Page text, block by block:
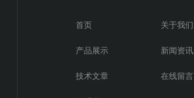
首页 关于我们
产品展示 新闻资讯
技术文章 在线留言